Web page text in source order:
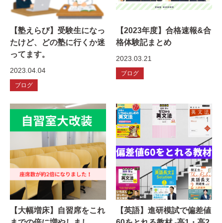
【塾えらび】受験生になっ
たけど、どの塾に行くか迷
ってます。
2023.04.04
ブログ
【2023年度】合格速報&合
格体験記まとめ
2023.03.21
ブログ
【大幅増床】自習席をこれ
【英語】進研模試で偏差値